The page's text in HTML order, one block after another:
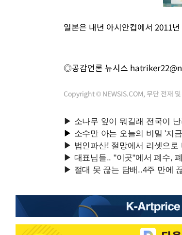
일본은 내년 아시안컵에서 2011
◎공감언론 뉴시스
Copyright © NEWSIS.COM, 무단 전재 및